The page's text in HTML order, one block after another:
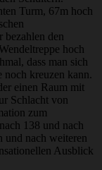
Turm, 67m hoch
bezahlen den
hoch
dass man sich
noch kreuzen kann.
einen Raum mit
Schlacht von
zum
138 und nach
und nach weiteren
Ausblick